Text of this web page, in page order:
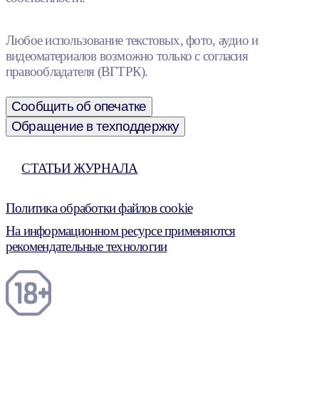
Любое использование текстовых, фото, аудио и
видеоматериалов возможно только с согласия
правообладателя (ВГТРК).
Сообщить об опечатке
Обращение в техподдержку
СТАТЬИ ЖУРНАЛА
Политика обработки файлов cookie
На информационном ресурсе применяются
рекомендательные технологии